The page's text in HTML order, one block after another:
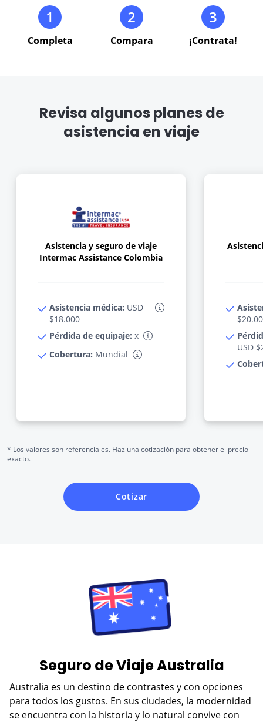
VER BLOG
keyboard
shortcuts
for
keyboard
for
1
Completa
2
Compara
3
¡Contrata!
Revisa algunos planes de
asistencia en viaje
Asistencia y seguro de viaje
Intermac Assistance Colombia
Asistencia médica: USD
$18.000
Pérdida de equipaje: x
Cobertura: Mundial
USD
* Los valores son referenciales. Haz una cotización para obtener el precio
exacto.
Cotizar
Seguro de Viaje Australia
Australia es un destino de contrastes y con opciones
para todos los gustos. En sus ciudades, la modernidad
se encuentra con la historia y lo natural convive con